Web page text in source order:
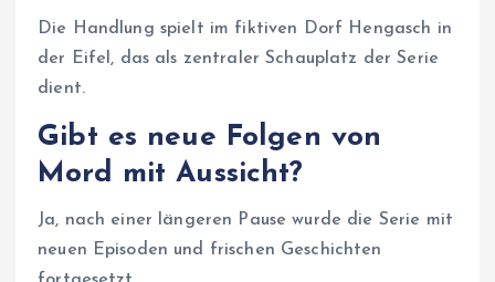
Die Handlung spielt im fiktiven Dorf Hengasch in
der Eifel, das als zentraler Schauplatz der Serie
dient.
Gibt es neue Folgen von
Mord mit Aussicht?
Ja, nach einer längeren Pause wurde die Serie mit
neuen Episoden und frischen Geschichten